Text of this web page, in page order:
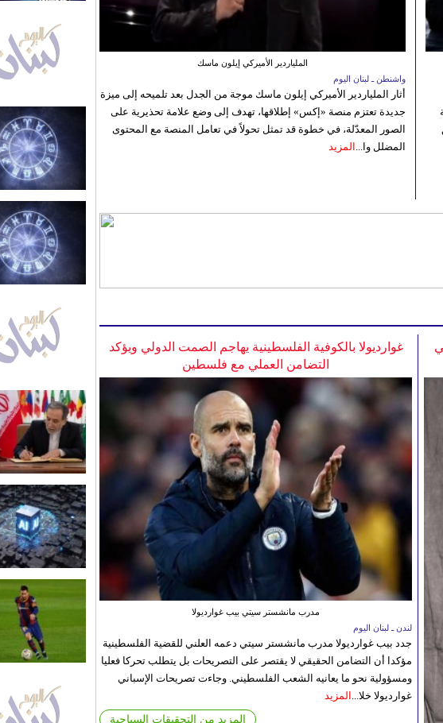
الملياردير الأميركي إيلون ماسك
واشنطن ـ لبنان اليوم
أثار الملياردير الأميركي إيلون ماسك موجة من الجدل بعد تلميحه إلى ميزة
جديدة تعتزم منصة «إكس» إطلاقها، تهدف إلى وضع علامة تحذيرية على
الصور المعدّلة، في خطوة قد تمثل تحولاً في تعامل المنصة مع المحتوى
المضلل وا... المزيد
غوارديولا بالكوفية الفلسطينية يهاجم الصمت الدولي ويؤكد
التضامن العملي مع فلسطين
مدرب مانشستر سيتي بيب غوارديولا
لندن ـ لبنان اليوم
جدد بيب غوارديولا مدرب مانشستر سيتي دعمه العلني للقضية الفلسطينية
مؤكدا أن التضامن الحقيقي لا يقتصر على التصريحات بل يتطلب تحركا فعليا
ومسؤولية نحو ما يعانيه الشعب الفلسطيني. وجاءت تصريحات الإسباني
غوارديولا خلا... المزيد
المزيد من التحقيقات السياحية